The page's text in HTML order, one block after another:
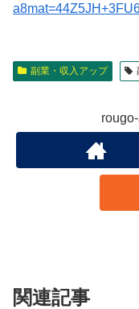
副業・収入アップ
関連記事